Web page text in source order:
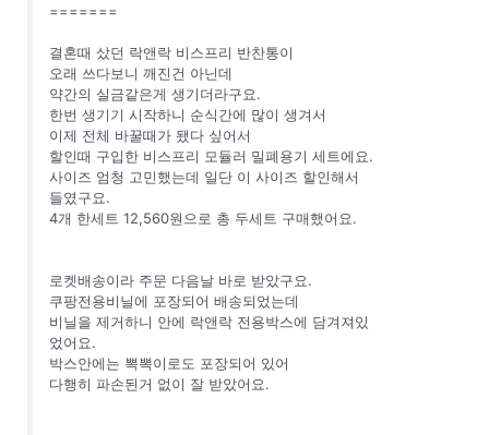
=======
결혼때 샀던 락앤락 비스프리 반찬통이
오래 쓰다보니 깨진건 아닌데
약간의 실금같은게 생기더라구요.
한번 생기기 시작하니 순식간에 많이 생겨서
이제 전체 바꿀때가 됐다 싶어서
할인때 구입한 비스프리 모듈러 밀폐용기 세트에요.
사이즈 엄청 고민했는데 일단 이 사이즈 할인해서
들였구요.
4개 한세트 12,560원으로 총 두세트 구매했어요.
로켓배송이라 주문 다음날 바로 받았구요.
쿠팡전용비닐에 포장되어 배송되었는데
비닐을 제거하니 안에 락앤락 전용박스에 담겨져있
었어요.
박스안에는 뽁뽁이로도 포장되어 있어
다행히 파손된거 없이 잘 받았어요.